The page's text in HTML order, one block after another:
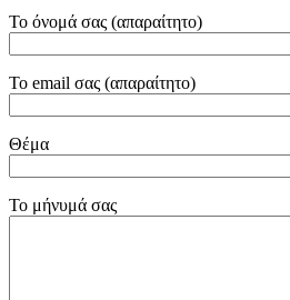
Το όνομά σας (απαραίτητο)
Το email σας (απαραίτητο)
Θέμα
Το μήνυμά σας